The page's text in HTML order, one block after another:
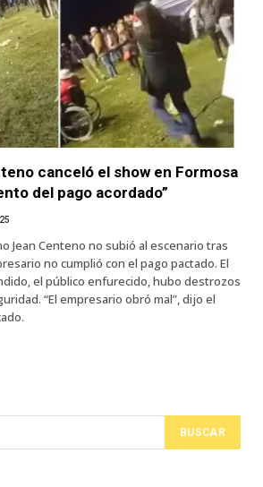
canceló el show en Formosa
del pago acordado”
Jean Centeno no subió al escenario tras
no cumplió con el pago pactado. El
el público enfurecido, hubo destrozos
“El empresario obró mal”, dijo el